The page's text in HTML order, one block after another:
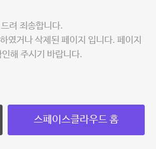
려 죄송합니다.
였거나 삭제된 페이지 입니다. 페이지
해 주시기 바랍니다.
스페이스클라우드 홈